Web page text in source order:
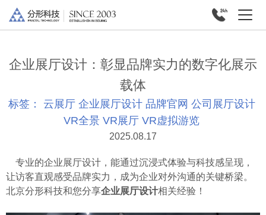
企业展厅设计：彰显品牌实力的数字化展示
载体
标签： 云展厅 企业展厅设计 品牌官网 公司展厅设计
VR全景 VR展厅 VR虚拟游览
2025.08.17
专业的企业展厅设计，能通过沉浸式体验与科技感呈现，
让访客直观感受品牌实力，成为企业对外沟通的关键桥梁。
北京分形科技和您分享企业展厅设计相关经验！